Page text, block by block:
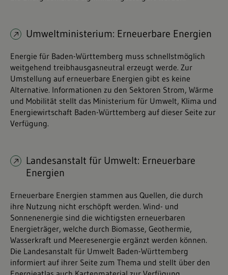
Umweltministerium: Erneuerbare Energien
Energie für Baden-Württemberg muss schnellstmöglich
weitgehend treibhausgasneutral erzeugt werde. Zur
Umstellung auf erneuerbare Energien gibt es keine
Alternative. Informationen zu den Sektoren Strom, Wärme
und Mobilität stellt das Ministerium für Umwelt, Klima und
Energiewirtschaft Baden-Württemberg auf dieser Seite zur
Verfügung.
Landesanstalt für Umwelt: Erneuerbare
Energien
Erneuerbare Energien stammen aus Quellen, die durch
ihre Nutzung nicht erschöpft werden. Wind- und
Sonnenenergie sind die wichtigsten erneuerbaren
Energieträger, welche durch Biomasse, Geothermie,
Wasserkraft und Meeresenergie ergänzt werden können.
Die Landesanstalt für Umwelt Baden-Württemberg
informiert auf ihrer Seite zum Thema und stellt über den